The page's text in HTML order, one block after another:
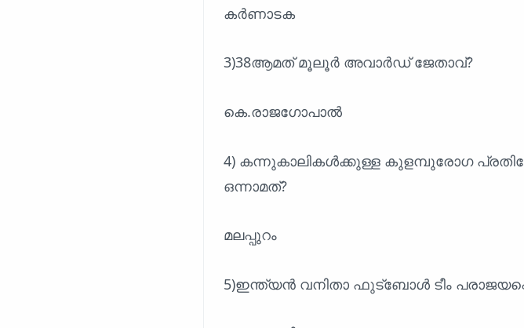
കർണാടക
3)38ആമത് മൂലൂർ അവാർഡ് ജേതാവ്?
കെ.രാജഗോപാൽ
4) കന്നുകാലികൾക്കുള്ള കുളമ്പുരോഗ
ഒന്നാമത്?
മലപ്പുറം
5)ഇന്ത്യൻ വനിതാ ഫുട്ബോൾ ടീം